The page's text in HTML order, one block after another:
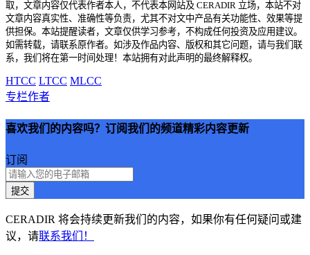
取，文章内容仅代表作者本人，不代表本网站及 CERADIR 立场，本站不对
文章内容真实性、准确性等负责，尤其不对文中产品有关功能性、效果等提
供担保。本站提醒读者，文章仅供学习参考，不构成任何投资及应用建议。
如需转载，请联系原作者。如涉及作品内容、版权和其它问题，请与我们联
系，我们将在第一时间处理！本站拥有对此声明的最终解释权。
HTCC LTCC MLCC
专栏作者
喜欢我们的内容吗？订阅我们的频道精彩内容更新
订阅
提交
CERADIR 将会持续更新我们的内容，如果你有任何疑问或建
议，请联系我们！